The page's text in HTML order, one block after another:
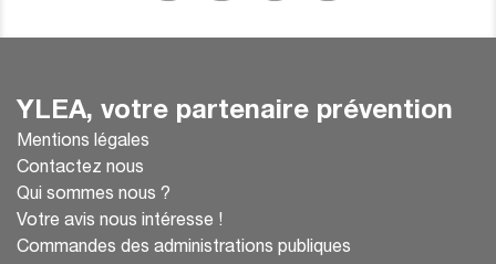
YLEA, votre partenaire prévention
Mentions légales
Contactez nous
Qui sommes nous ?
Votre avis nous intéresse !
Commandes des administrations publiques